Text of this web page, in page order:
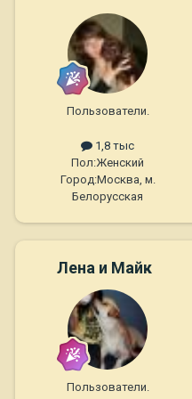
Пользователи.
1,8 тыс
Пол:Женский
Город:Москва, м.
Белорусская
Лена и Майк
Пользователи.